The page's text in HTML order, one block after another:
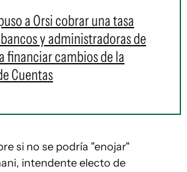
a Orsi cobrar una tasa
y administradoras de
financiar cambios de la
Cuentas
si no se podría "enojar"
intendente electo de